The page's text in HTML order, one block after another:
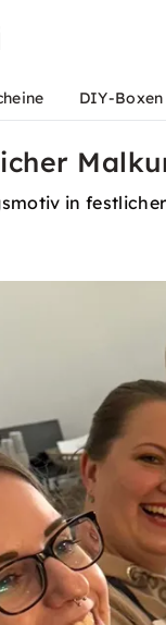
DIY-Boxen
in